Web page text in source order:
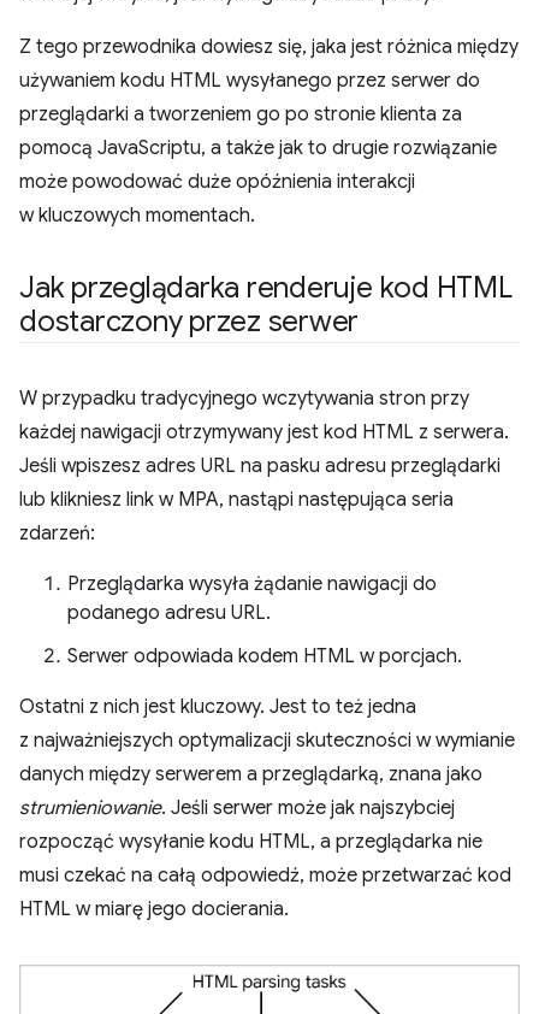
Z tego przewodnika dowiesz się, jaka jest różnica między
używaniem kodu HTML wysyłanego przez serwer do
przeglądarki a tworzeniem go po stronie klienta za
pomocą JavaScriptu, a także jak to drugie rozwiązanie
może powodować duże opóźnienia interakcji
w kluczowych momentach.
Jak przeglądarka renderuje kod HTML
dostarczony przez serwer
W przypadku tradycyjnego wczytywania stron przy
każdej nawigacji otrzymywany jest kod HTML z serwera.
Jeśli wpiszesz adres URL na pasku adresu przeglądarki
lub klikniesz link w MPA, nastąpi następująca seria
zdarzeń:
Przeglądarka wysyła żądanie nawigacji do
podanego adresu URL.
Serwer odpowiada kodem HTML w porcjach.
Ostatni z nich jest kluczowy. Jest to też jedna
z najważniejszych optymalizacji skuteczności w wymianie
danych między serwerem a przeglądarką, znana jako
strumieniowanie. Jeśli serwer może jak najszybciej
rozpocząć wysyłanie kodu HTML, a przeglądarka nie
musi czekać na całą odpowiedź, może przetwarzać kod
HTML w miarę jego docierania.